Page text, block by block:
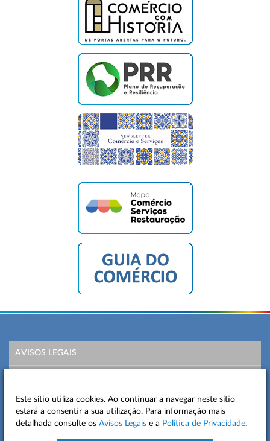
AVISOS LEGAIS
MAPA DO SITE
CONTACTOS
Este sítio utiliza cookies. Ao continuar a navegar neste sítio
estará a consentir a sua utilização. Para informação mais
detalhada consulte os Avisos Legais e a Política de Privacidade.